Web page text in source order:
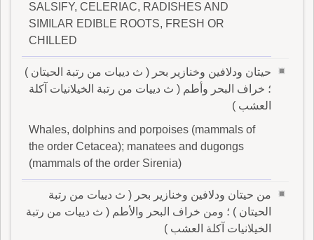
SALSIFY, CELERIAC, RADISHES AND
SIMILAR EDIBLE ROOTS, FRESH OR
CHILLED
حيتان ودلافين وخنازير بحر ( ث دييات من رتبة الحيتان )
؛ خراف البحر وأطم ( ث دييات من رتبة الخيلانيات آكلة
العشب )
Whales, dolphins and porpoises (mammals of
the order Cetacea); manatees and dugongs
(mammals of the order Sirenia)
من حيتان ودلافين وخنازير بحر ( ث دييات من رتبة
الحيتان ) ؛ ومن خراف البحر والأطم ( ث دييات من رتبة
الخيلانيات آكلة العشب )